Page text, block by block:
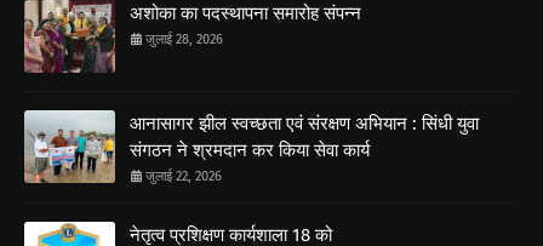
अशोका का पदस्थापना समारोह संपन्न
जुलाई 28, 2026
आनासागर झील स्वच्छता एवं संरक्षण अभियान : सिंधी युवा
संगठन ने श्रमदान कर किया सेवा कार्य
जुलाई 22, 2026
नेतृत्व प्रशिक्षण कार्यशाला 18 को